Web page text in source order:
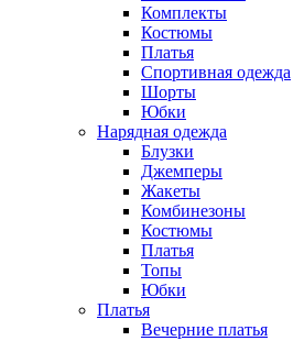
Комплекты
Костюмы
Платья
Спортивная одежда
Шорты
Юбки
Нарядная одежда
Блузки
Джемперы
Жакеты
Комбинезоны
Костюмы
Платья
Топы
Юбки
Платья
Вечерние платья